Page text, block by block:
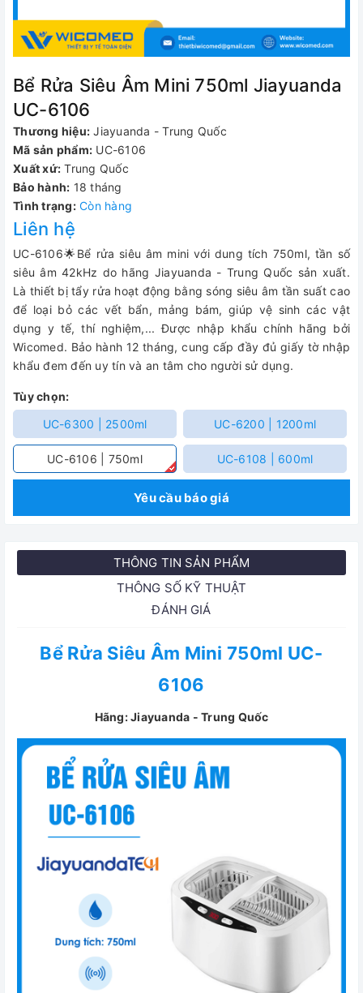
Bể Rửa Siêu Âm Mini 750ml Jiayuanda
UC-6106
Thương hiệu: Jiayuanda - Trung Quốc
Mã sản phẩm: UC-6106
Xuất xứ: Trung Quốc
Bảo hành: 18 tháng
Tình trạng: Còn hàng
Liên hệ
UC-6106🌟Bể rửa siêu âm mini với dung tích 750ml, tần số
siêu âm 42kHz do hãng Jiayuanda - Trung Quốc sản xuất.
Là thiết bị tẩy rửa hoạt động bằng sóng siêu âm tần suất cao
để loại bỏ các vết bẩn, mảng bám, giúp vệ sinh các vật
dụng y tế, thí nghiệm,... Được nhập khẩu chính hãng bởi
Wicomed. Bảo hành 12 tháng, cung cấp đầy đủ giấy tờ nhập
khẩu đem đến uy tín và an tâm cho người sử dụng.
Tùy chọn:
UC-6300 | 2500ml
UC-6200 | 1200ml
UC-6106 | 750ml UC-6108 | 600ml
Yêu cầu báo giá
THÔNG TIN SẢN PHẨM
THÔNG SỐ KỸ THUẬT
ĐÁNH GIÁ
Bể Rửa Siêu Âm Mini 750ml UC-
6106
Hãng: Jiayuanda - Trung Quốc